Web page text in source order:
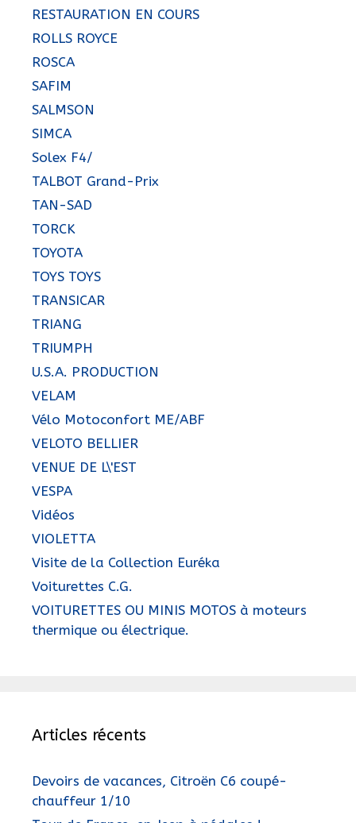
RESTAURATION EN COURS
ROLLS ROYCE
ROSCA
SAFIM
SALMSON
SIMCA
Solex F4/
TALBOT Grand-Prix
TAN-SAD
TORCK
TOYOTA
TOYS TOYS
TRANSICAR
TRIANG
TRIUMPH
U.S.A. PRODUCTION
VELAM
Vélo Motoconfort ME/ABF
VELOTO BELLIER
VENUE DE L\'EST
VESPA
Vidéos
VIOLETTA
Visite de la Collection Euréka
Voiturettes C.G.
VOITURETTES OU MINIS MOTOS à moteurs
thermique ou électrique.
Articles récents
Devoirs de vacances, Citroën C6 coupé-
chauffeur 1/10